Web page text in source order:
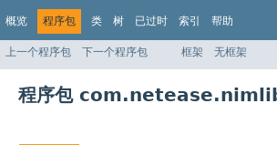
概览 程序包 类 树 已过时 索引 帮助
上一个程序包 下一个程序包 框架 无框架
程序包